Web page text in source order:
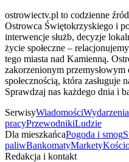
ostrowiectv.pl to codzienne
Ostrowca Świętokrzyskiego i
interwencje służb, decyzje
życie społeczne –
tego miasta nad Kamienną.
zakorzenionym
społecznością, która zasługuje
Sprawdzaj nas każdego dnia i
SerwisyWiadomości
pracyPrzewodnikiLudzie
Dla mieszkańcaPogoda i smog
paliwBankomatyMarkety
Redakcja i kontakt